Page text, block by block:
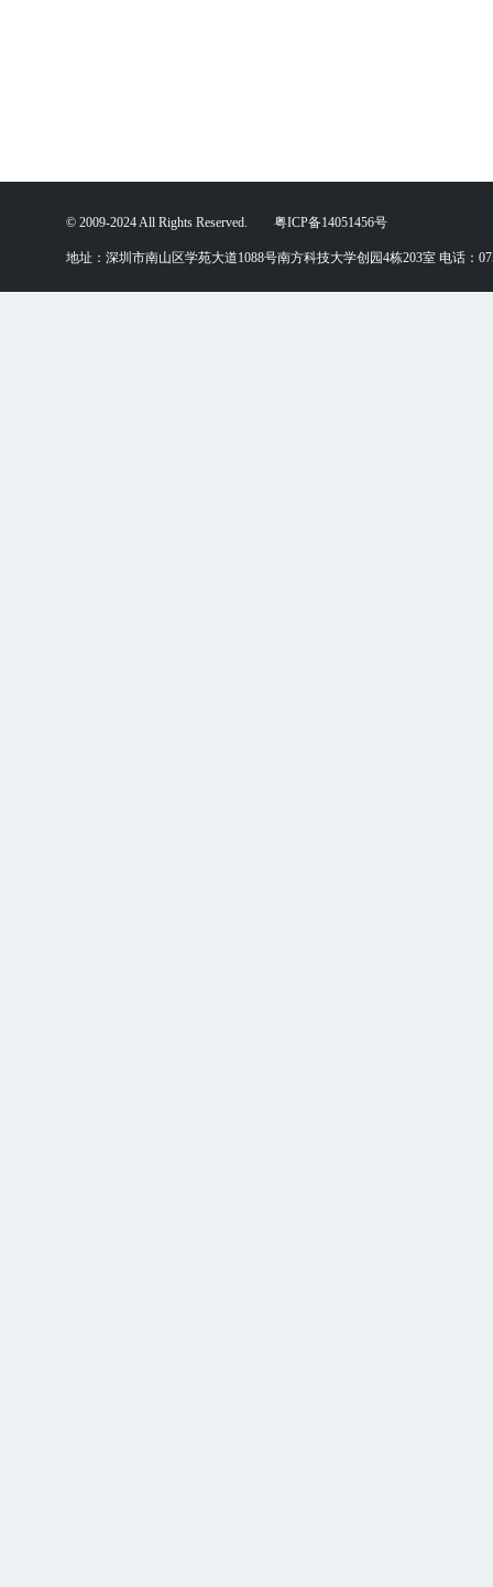
© 2009-2024 All Rights Reserved. 粤ICP备14051456号
地址：深圳市南山区学苑大道1088号南方科技大学创园4栋203室 电话：